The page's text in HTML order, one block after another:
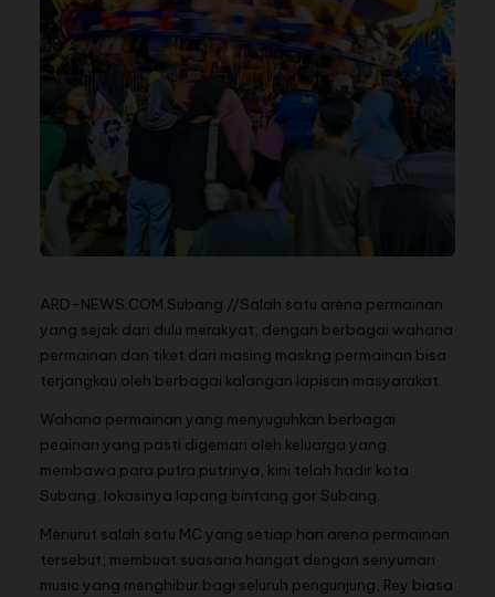
ARD-NEWS.COM.Subang //Salah satu arena permainan
yang sejak dari dulu merakyat, dengan berbagai wahana
permainan dan tiket dari masing maskng permainan bisa
terjangkau oleh berbagai kalangan lapisan masyarakat.
Wahana permainan yang menyuguhkan berbagai
peainan yang pasti digemari oleh keluarga yang
membawa para putra putrinya, kini telah hadir kota
Subang, lokasinya lapang bintang gor Subang.
Menurut salah satu MC yang setiap hari arena permainan
tersebut, membuat suasana hangat dengan senyuman
music yang menghibur bagi seluruh pengunjung, Rey biasa